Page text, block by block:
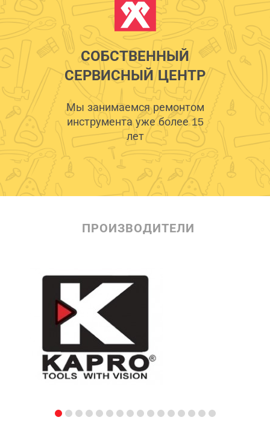
СОБСТВЕННЫЙ
СЕРВИСНЫЙ ЦЕНТР
Мы занимаемся ремонтом
инструмента уже более 15
лет
ПРОИЗВОДИТЕЛИ